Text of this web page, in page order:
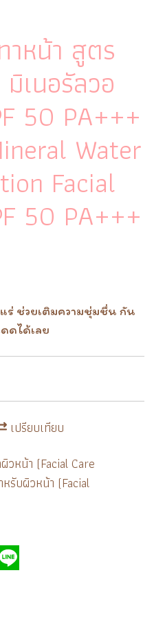
หน้า สูตร
เนอรัลวอ
50 PA+++
Water
Facial
50 PA+++
ร่ ช่วยเติมความชุ่มชื่น กัน
ดได้เลย
เปรียบเทียบ
วหน้า (Facial Care
รับผิวหน้า (Facial